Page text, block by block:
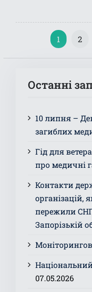
Пагінація
записів
1 2
Останні
10 липня –
загиблих
Гід для
про медичні
Контакти
організацій,
пережили
Запорізькій
07.05.2026